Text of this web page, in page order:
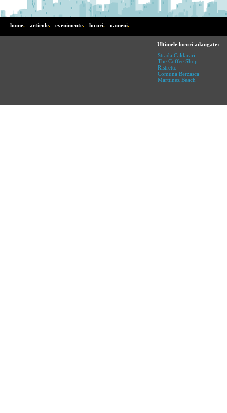
home. articole. evenimente. locuri. oameni.
Ultimele locuri adaugate:
Strada Caldarari
The Coffee Shop
Ristretto
Comuna Berzasca
Marttinez Beach